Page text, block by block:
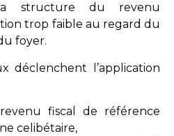
structure du revenu
trop faible au regard du
foyer.
déclenchent l’application
fiscal de référence
celibétaire,